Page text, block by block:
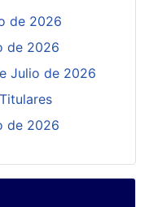
de 2026
de 2026
Julio de 2026
de 2026